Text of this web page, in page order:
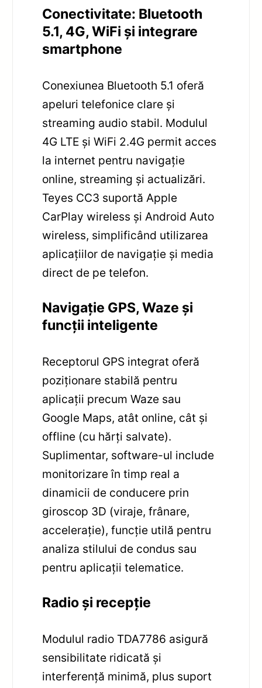
Conectivitate: Bluetooth
5.1, 4G, WiFi și integrare
smartphone
Conexiunea Bluetooth 5.1 oferă
apeluri telefonice clare și
streaming audio stabil. Modulul
4G LTE și WiFi 2.4G permit acces
la internet pentru navigație
online, streaming și actualizări.
Teyes CC3 suportă Apple
CarPlay wireless și Android Auto
wireless, simplificând utilizarea
aplicațiilor de navigație și media
direct de pe telefon.
Navigație GPS, Waze și
funcții inteligente
Receptorul GPS integrat oferă
poziționare stabilă pentru
aplicații precum Waze sau
Google Maps, atât online, cât și
offline (cu hărți salvate).
Suplimentar, software-ul include
monitorizare în timp real a
dinamicii de conducere prin
giroscop 3D (viraje, frânare,
accelerație), funcție utilă pentru
analiza stilului de condus sau
pentru aplicații telematice.
Radio și recepție
Modulul radio TDA7786 asigură
sensibilitate ridicată și
interferență minimă, plus suport